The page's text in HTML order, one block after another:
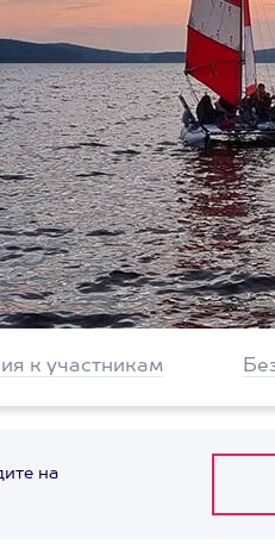
к участникам
на